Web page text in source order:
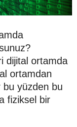
dijital ortamda
ortamdan
bu yüzden bu
fiziksel bir